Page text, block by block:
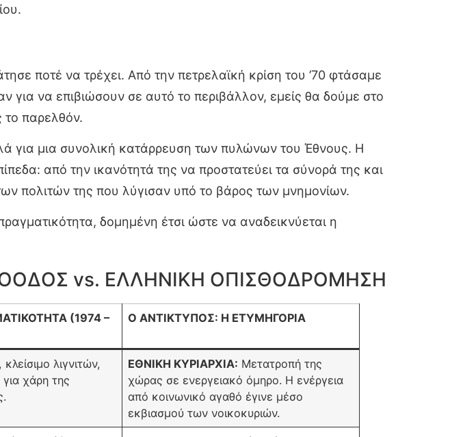
ποτέ να τρέχει. Από την πετρελαϊκή κρίση του ’70 φτάσαμε
να επιβιώσουν σε αυτό το περιβάλλον, εμείς θα δούμε στο
το παρελθόν.
για μια συνολική κατάρρευση των πυλώνων του Έθνους. Η
από την ικανότητά της να προστατεύει τα σύνορά της και
πολιτών της που λύγισαν υπό το βάρος των μνημονίων.
δομημένη έτσι ώστε να αναδεικνύεται η
vs. ΕΛΛΗΝΙΚΗ ΟΠΙΣΘΟΔΡΟΜΗΣΗ
(1974 –
Ο ΑΝΤΙΚΤΥΠΟΣ: Η ΕΤΥΜΗΓΟΡΙΑ
λιγνιτών,
χάρη της
ΕΘΝΙΚΗ ΚΥΡΙΑΡΧΙΑ: Μετατροπή της
χώρας σε ενεργειακό όμηρο. Η ενέργεια
από κοινωνικό αγαθό έγινε μέσο
εκβιασμού των νοικοκυριών.